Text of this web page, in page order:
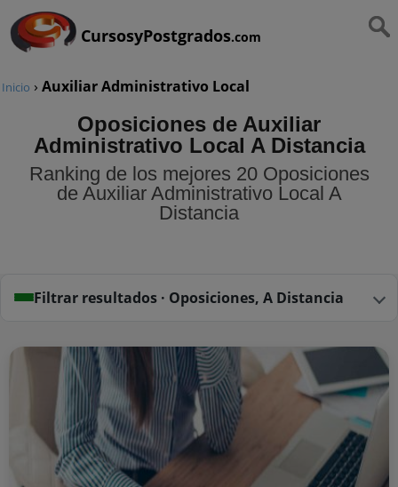
CursosyPostgrados.com
Inicio › Auxiliar Administrativo Local
Oposiciones de Auxiliar
Administrativo Local A Distancia
Ranking de los mejores 20 Oposiciones
de Auxiliar Administrativo Local A
Distancia
Filtrar resultados · Oposiciones, A Distancia